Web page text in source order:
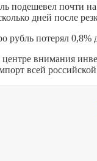
подешевел почти
дней после
потерял 0,8%
внимания
всей